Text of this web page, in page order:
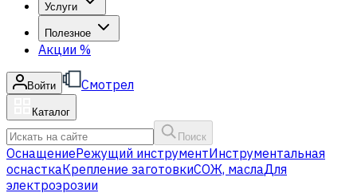
Услуги
Полезное
Акции %
Войти Смотрел
Каталог
Поиск
ОснащениеРежущий инструментИнструментальная
оснасткаКрепление заготовкиСОЖ, маслаДля
электроэрозии